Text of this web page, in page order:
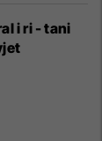
i ri - tani